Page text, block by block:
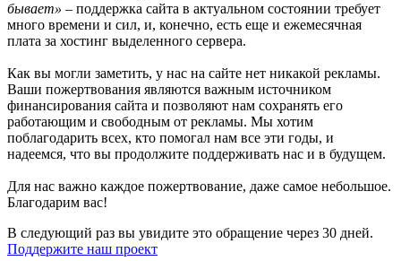
бывает» – поддержка сайта в актуальном состоянии требует
много времени и сил, и, конечно, есть еще и ежемесячная
плата за хостинг выделенного сервера.
Как вы могли заметить, у нас на сайте нет никакой рекламы.
Ваши пожертвования являются важным источником
финансирования сайта и позволяют нам сохранять его
работающим и свободным от рекламы. Мы хотим
поблагодарить всех, кто помогал нам все эти годы, и
надеемся, что вы продолжите поддерживать нас и в будущем.
Для нас важно каждое пожертвование, даже самое небольшое.
Благодарим вас!
В следующий раз вы увидите это обращение через 30 дней.
Поддержите наш проект